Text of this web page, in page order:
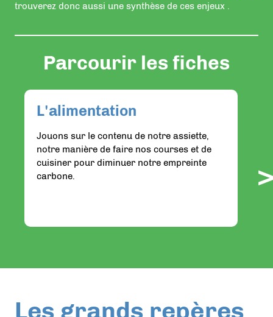
trouverez donc aussi une synthèse de ces enjeux .
Parcourir les fiches
L'alimentation
Jouons sur le contenu de notre assiette,
notre manière de faire nos courses et de
cuisiner pour diminuer notre empreinte
carbone.
Les grands repères